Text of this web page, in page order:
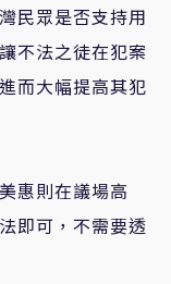
民眾是否支持用
不法之徒在犯案
而大幅提高其犯
惠則在議場高
即可，不需要透